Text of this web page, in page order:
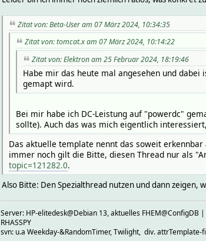
Zitat von: Beta-User am 07 März 2024, 10:34:35
Zitat von: tomcat.x am 07 März 2024, 10:14:22
Zitat von: Elektron am 25 Februar 2024, 18:19:46
Habe mir das heute mal angesehen und dabei
gemapt wird.
Bei mir habe ich DC-Leistung auf "powerdc"
sollte). Auch das was mich eigentlich
Das aktuelle template nennt das soweit
immer noch gilt die Bitte, diesen Thread nur als
topic=121282.0.
Also Bitte: Den Spezialthread nutzen und dann zeigen,
Server: HP-elitedesk@Debian 13, aktuelles
RHASSPY
svn: u.a Weekday-&RandomTimer, Twilight, div. attrTemplate-